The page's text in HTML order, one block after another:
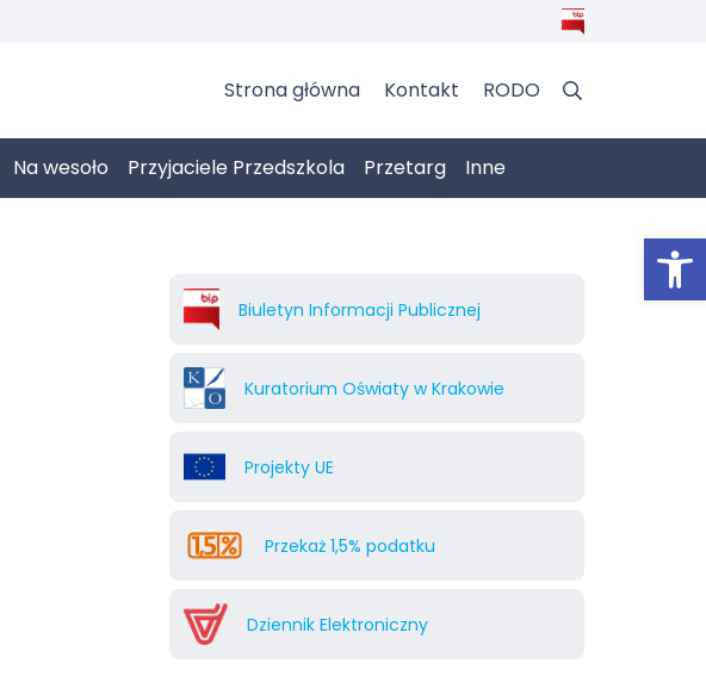
Strona główna Kontakt RODO
Na wesoło Przyjaciele Przedszkola Przetarg Inne
Biuletyn Informacji Publicznej
Kuratorium Oświaty w Krakowie
Projekty UE
Przekaż 1,5% podatku
Dziennik Elektroniczny